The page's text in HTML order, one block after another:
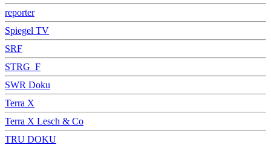
reporter
Spiegel TV
SRF
STRG_F
SWR Doku
Terra X
Terra X Lesch & Co
TRU DOKU